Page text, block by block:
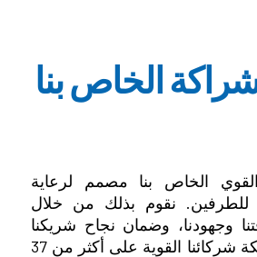
الخاص بنا
الخاص بنا مصمم لرعاية
للطرفين. نقوم بذلك من خلال
وجهودنا، وضمان نجاح شريكنا
أيضًا معنا. تمتد شبكة شركائنا القوية على أكثر من 37